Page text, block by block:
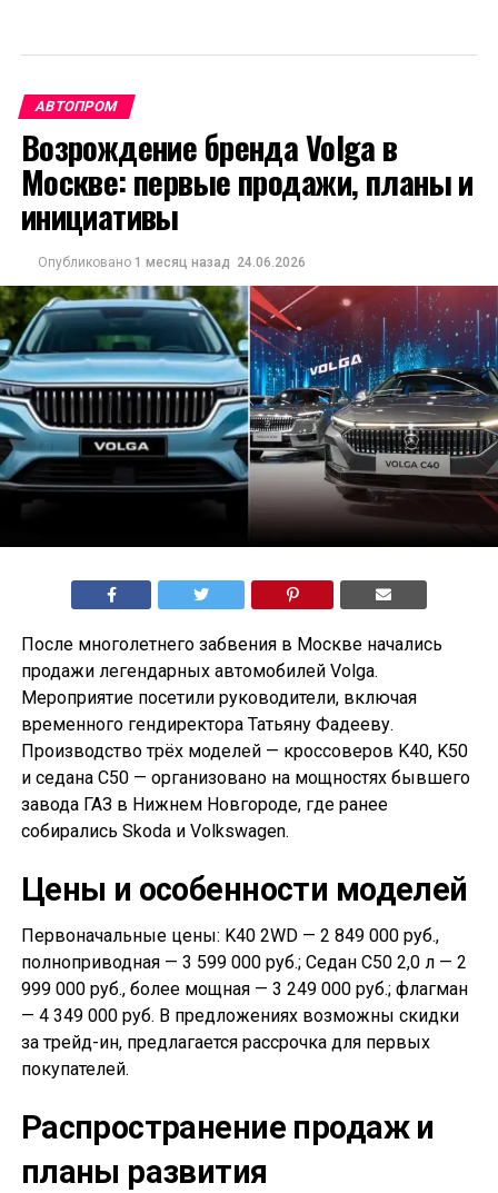
АВТОПРОМ
Возрождение бренда Volga в
Москве: первые продажи, планы и
инициативы
Опубликовано 1 месяц назад 24.06.2026
После многолетнего забвения в Москве начались
продажи легендарных автомобилей Volga.
Мероприятие посетили руководители, включая
временного гендиректора Татьяну Фадееву.
Производство трёх моделей — кроссоверов K40, K50
и седана С50 — организовано на мощностях бывшего
завода ГАЗ в Нижнем Новгороде, где ранее
собирались Skoda и Volkswagen.
Цены и особенности моделей
Первоначальные цены: K40 2WD — 2 849 000 руб.,
полноприводная — 3 599 000 руб.; Седан С50 2,0 л — 2
999 000 руб., более мощная — 3 249 000 руб.; флагман
— 4 349 000 руб. В предложениях возможны скидки
за трейд-ин, предлагается рассрочка для первых
покупателей.
Распространение продаж и
планы развития